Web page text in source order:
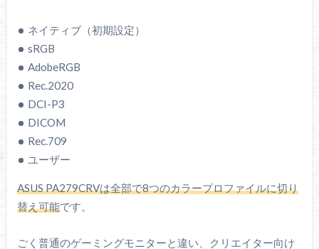
明るさ：177.0 cd/m²
グレーの正確さ：ΔE =
1.17
色の正確さ：ΔE = 5.57
ガンマ：2.20
色温度：6682（やや
コントラスト比：
1007：1
ネイティブ（初期設定）
sRGB
AdobeRGB
Rec.2020
DCI-P3
DICOM
Rec.709
ユーザー
ASUS PA279CRVは全部で8つのカラープロファイルに切り
替え可能です。
ごく普通のゲーミングモニターと違い、クリエイター向け